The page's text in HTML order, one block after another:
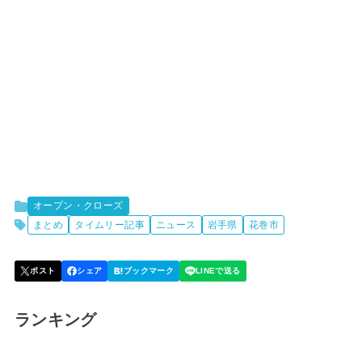
オープン・クローズ
まとめ
タイムリー記事 ニュース 岩手県 花巻市
ランキング